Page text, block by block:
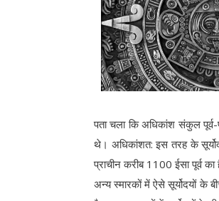
पता चला कि अधिकांश संकुल
थे। अधिकांशत: इस तरह के
प्राचीन करीब 1100 ईसा पूर्व
अन्य स्मारकों में ऐसे सूर्योदयों के